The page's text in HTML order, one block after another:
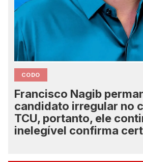
CODO
Francisco Nagib
candidato irregular no
TCU, portanto, ele
inelegível confirma